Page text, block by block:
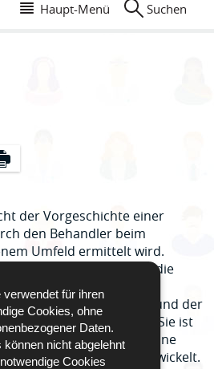
verwendet für ihren
Cookies, ohne
Daten.
können nicht abgelehnt
Cookies
Haupt-Menü Suchen
- Neues Fenster
teilen
der Vorgeschichte einer
den Behandler beim
Umfeld ermittelt wird.
der Beschwerde, die
Patienten, sowie die
Untersuchungen und der
Behandlungen. Sie ist
Mit ihr wird eine
passende Therapie entwickelt.